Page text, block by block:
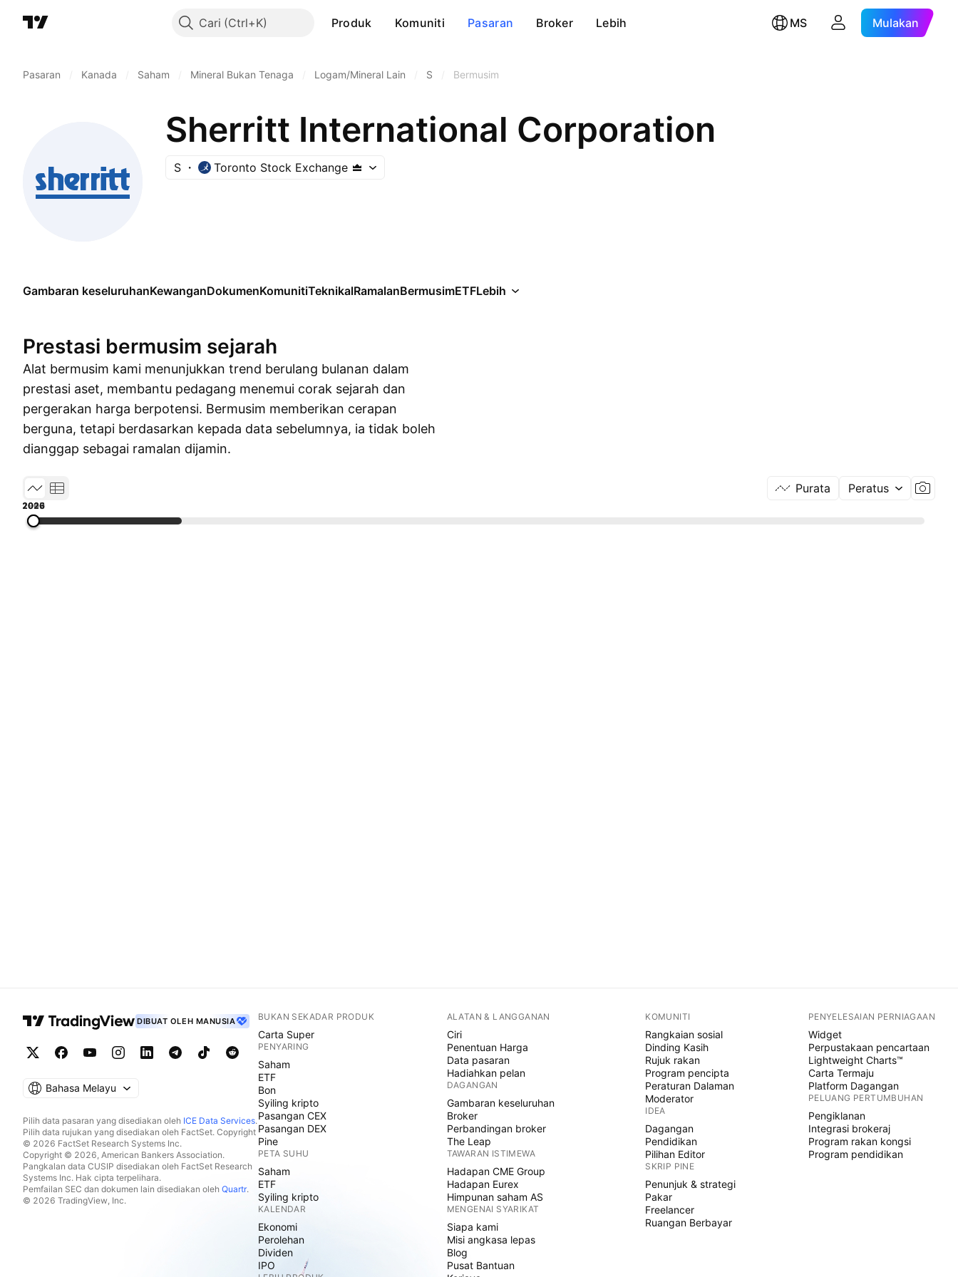
Cari Produk Komuniti Pasaran Broker Lebih MS Mulakan
Pasaran Kanada Saham Mineral Bukan Tenaga Logam/Mineral Lain S Bermusim
Sherritt International Corporation
S Toronto Stock Exchange
Gambaran keseluruhanKewanganDokumenKomunitiTeknikalRamalanBermusimETFLebih
Prestasi bermusim sejarah
Alat bermusim kami menunjukkan trend berulang bulanan dalam
prestasi aset, membantu pedagang menemui corak sejarah dan
pergerakan harga berpotensi. Bermusim memberikan cerapan
berguna, tetapi berdasarkan kepada data sebelumnya, ia tidak boleh
dianggap sebagai ramalan dijamin.
Purata Peratus
1996
2003
2010
2017
2026
DIBUAT OLEH MANUSIA
Bahasa Melayu
Pilih data pasaran yang disediakan oleh ICE Data Services.
Pilih data rujukan yang disediakan oleh FactSet. Copyright
© 2026 FactSet Research Systems Inc.
Copyright © 2026, American Bankers Association.
Pangkalan data CUSIP disediakan oleh FactSet Research
Systems Inc. Hak cipta terpelihara.
Pemfailan SEC dan dokumen lain disediakan oleh Quartr.
© 2026 TradingView, Inc.
BUKAN SEKADAR PRODUK
Carta Super
PENYARING
Saham
ETF
Bon
Syiling kripto
Pasangan CEX
Pasangan DEX
Pine
PETA SUHU
Saham
ETF
Syiling kripto
KALENDAR
Ekonomi
Perolehan
Dividen
IPO
ALATAN & LANGGANAN
Ciri
Penentuan Harga
Data pasaran
Hadiahkan pelan
DAGANGAN
Gambaran keseluruhan
Broker
Perbandingan broker
The Leap
TAWARAN ISTIMEWA
Hadapan CME Group
Hadapan Eurex
Himpunan saham AS
MENGENAI SYARIKAT
Siapa kami
Misi angkasa lepas
Blog
Pusat Bantuan
KOMUNITI
Rangkaian sosial
Dinding Kasih
Rujuk rakan
Program pencipta
Peraturan Dalaman
Moderator
IDEA
Dagangan
Pendidikan
Pilihan Editor
SKRIP PINE
Penunjuk & strategi
Pakar
Freelancer
Ruangan Berbayar
PENYELESAIAN PERNIAGAAN
Widget
Perpustakaan pencartaan
Lightweight Charts™
Carta Termaju
Platform Dagangan
PELUANG PERTUMBUHAN
Pengiklanan
Integrasi brokeraj
Program rakan kongsi
Program pendidikan